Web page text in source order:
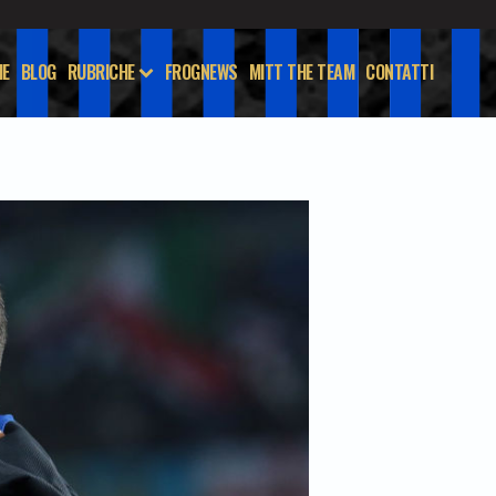
BLOG RUBRICHE FROGNEWS MITT THE TEAM CONTATTI